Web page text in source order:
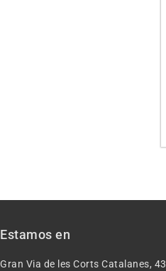
Estamos en
Gran Via de les Corts Catalanes,